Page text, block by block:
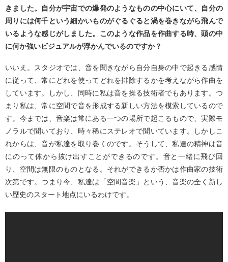
きました。自分が宇宙での爆発のようなものの中心にいて、自分の
周りには何千という細かいものがぐるぐると渦を巻きながら飛んで
いるような感じがしました。このような作品を作曲する時、頭の中
に何か強いビジュアルが浮かんでいるのですか？
いいえ。スタジオでは、音を聞きながら自分自身の中で起きる感情
に従って、常にどれを使ってどれを排除するかを考えながら作曲を
しています。しかし、同時に私は音を操る技術者でもあります。つ
まり私は、常に空間で音を形成する新しい方法を模索しているので
す。今までは、音楽は常にある一つの場所で起こるもので、実際モ
ノラルで聞いており、時々稀にステレオで聞いています。しかしこ
れからは、音が私達を取り巻くのです。そうして、私達の精神は音
にのって体から抜け出すことができるのです。音と一緒に飛び回
り、空間は無限のものとなる。それができるか否かは作曲家の技術
次第です。つまり今、私達は「空間音楽」という、音楽の全く新し
い歴史のスタート地点にいるわけです。